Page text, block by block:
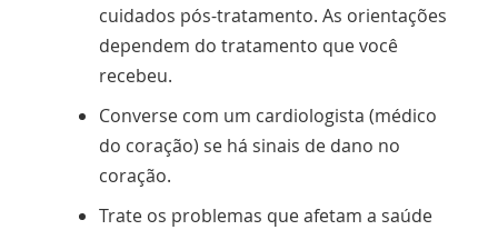
cuidados pós-tratamento. As orientações
dependem do tratamento que você
recebeu.
Converse com um cardiologista (médico
do coração) se há sinais de dano no
coração.
Trate os problemas que afetam a saúde